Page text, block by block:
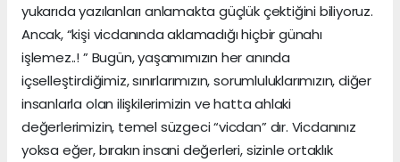
yukarıda yazılanları anlamakta güçlük çektiğini biliyoruz.
Ancak, “kişi vicdanında aklamadığı hiçbir günahı
işlemez..! ” Bugün, yaşamımızın her anında
içselleştirdiğimiz, sınırlarımızın, sorumluluklarımızın, diğer
insanlarla olan ilişkilerimizin ve hatta ahlaki
değerlerimizin, temel süzgeci “vicdan” dır. Vicdanınız
yoksa eğer, bırakın insani değerleri, sizinle ortaklık